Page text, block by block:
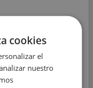
y gracias
todas las
llegamos a un
y
he combinado mi
todas las edades.
cookies
el
nuestro